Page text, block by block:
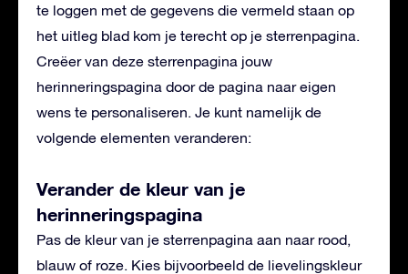
te loggen met de gegevens die vermeld staan op
het uitleg blad kom je terecht op je sterrenpagina.
Creëer van deze sterrenpagina jouw
herinneringspagina door de pagina naar eigen
wens te personaliseren. Je kunt namelijk de
volgende elementen veranderen:
Verander de kleur van je
herinneringspagina
Pas de kleur van je sterrenpagina aan naar rood,
blauw of roze. Kies bijvoorbeeld de lievelingskleur